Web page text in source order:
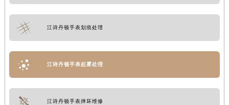
江诗丹顿手表划痕处理
江诗丹顿手表起雾处理
江诗丹顿手表摔坏维修